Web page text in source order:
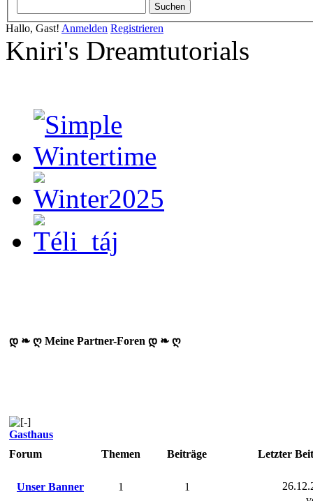
Hallo, Gast! Anmelden Registrieren
Kniri's Dreamtutorials
დ ❧ ღ Meine Partner-Foren დ ❧ ღ
Gasthaus
Forum
Themen Beiträge Letzter
Unser Banner 1 1